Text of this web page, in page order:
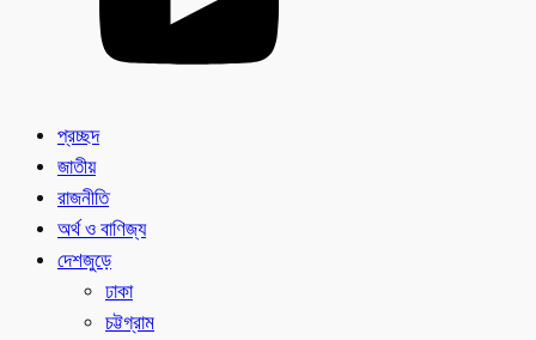
প্রচ্ছদ
জাতীয়
রাজনীতি
অর্থ ও বাণিজ্য
দেশজুড়ে
ঢাকা
চট্টগ্রাম